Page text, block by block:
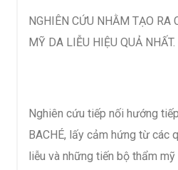
NGHIÊN CỨU NHẰM TẠO RA
MỸ DA LIỄU HIỆU QUẢ NHẤT.
Nghiên cứu tiếp nối hướng
BACHÉ, lấy cảm hứng từ các
liễu và những tiến bộ thẩm